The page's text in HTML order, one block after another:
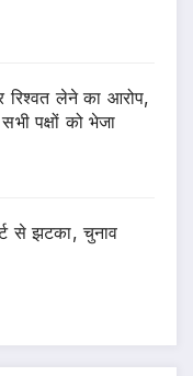
रिश्वत लेने का आरोप,
पक्षों को भेजा
से झटका, चुनाव